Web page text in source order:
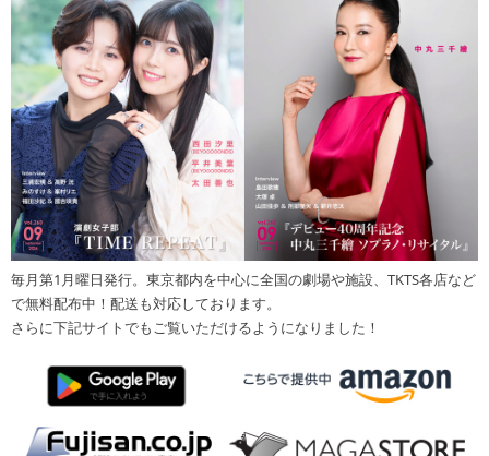
毎月第1月曜日発行。東京都内を中心に全国の劇場や施設、TKTS各店など
で無料配布中！配送も対応しております。
さらに下記サイトでもご覧いただけるようになりました！